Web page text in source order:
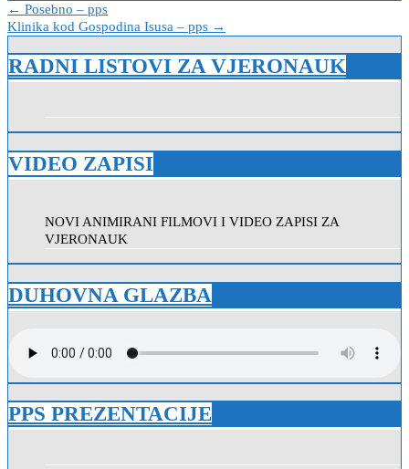
Navigacija
objava
← Posebno – pps
Klinika kod Gospodina Isusa – pps →
RADNI LISTOVI ZA VJERONAUK
VIDEO ZAPISI
NOVI ANIMIRANI FILMOVI I VIDEO ZAPISI ZA
VJERONAUK
DUHOVNA GLAZBA
PPS PREZENTACIJE